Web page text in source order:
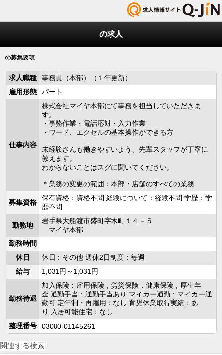
の求人
の募集要項
求人職種
事務員（本部）（１年更新）
雇用形態
パート
仕事内容
株式会社マイヤ本部にて事務を担当していただきま
す。
・事務作業・電話応対・入力作業
・ワード、エクセルの基本操作ができる方
未経験さんも働きやすいよう、先輩スタッフが丁寧に
教えます。
わからないことはスグに聞いてください。
＊業務の変更の範囲：本部・店舗のすべての業務
募集資格
保有資格：資格不問 経験について：経験不問 学歴：学
歴不問
勤務地
岩手県大船渡市盛町字木町１４－５
マイヤ本部
勤務時間
休日
休日：その他 週休2日制度：毎週
給与
1,031円～1,031円
勤務待遇
加入保険：雇用保険，労災保険，健康保険，厚生年
金 通勤手当：通勤手当あり マイカー通勤：マイカー通
勤可 定年制・再雇用：なし 育児休業取得実績：あ
り 入居可能住宅：なし
整理番号
03080-01145261